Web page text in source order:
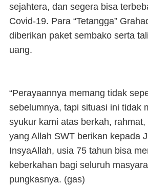
sejahtera, dan segera bisa
Covid-19. Para “Tetangga”
diberikan paket sembako serta
uang.
“Perayaannya memang tidak
sebelumnya, tapi situasi ini tidak
syukur kami atas berkah,
yang Allah SWT berikan kepada
InsyaAllah, usia 75 tahun bisa
keberkahan bagi seluruh
pungkasnya. (gas)